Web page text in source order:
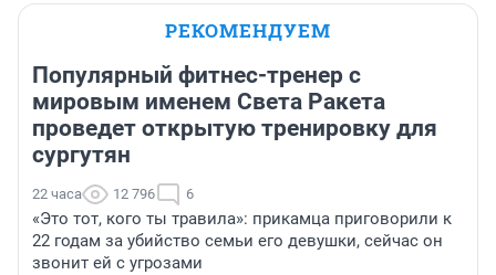
РЕКОМЕНДУЕМ
Популярный фитнес-тренер с
мировым именем Света Ракета
проведет открытую тренировку для
сургутян
22 часа 12 796 6
«Это тот, кого ты травила»: прикамца приговорили к
22 годам за убийство семьи его девушки, сейчас он
звонит ей с угрозами